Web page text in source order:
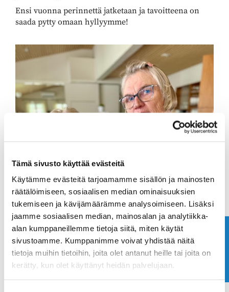
Tämä sivusto käyttää evästeitä
Käytämme evästeitä tarjoamamme sisällön ja mainosten
räätälöimiseen, sosiaalisen median ominaisuuksien
tukemiseen ja kävijämäärämme analysoimiseen. Lisäksi
jaamme sosiaalisen median, mainosalan ja analytiikka-
alan kumppaneillemme tietoja siitä, miten käytät
sivustoamme. Kumppanimme voivat yhdistää näitä
tietoja muihin tietoihin, joita olet antanut heille tai joita on
kerätty, kun olet käyttänyt heidän palvelujaan.
Ensi vuonna perinnettä jatketaan ja tavoitteena on
saada pytty omaan hyllyymme!